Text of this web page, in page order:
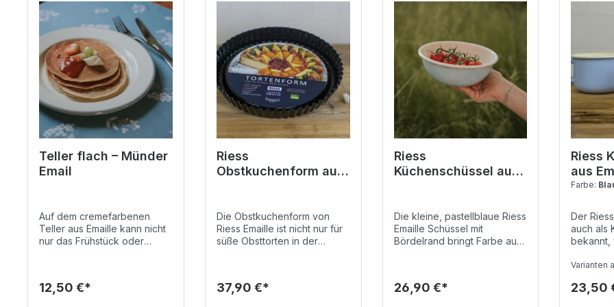
Teller flach – Münder
Email
Auf dem cremefarbenen
Teller aus Emaille kann nicht
nur das Frühstück oder
Torte. Mit dem grauen Rand
12,50 €*
Riess
Obstkuchenform aus
Die Obstkuchenform von
Riess Emaille ist nicht nur für
süße Obsttorten in der
gewellter Rand und die
37,90 €*
Riess
Küchenschüssel aus
Die kleine, pastellblaue Riess
Emaille Schüssel mit
Bördelrand bringt Farbe auf
die Zubereitung von Speisen
26,90 €*
Riess
aus
Farbe:
Der
auch als
bekannt,
Größe
Becher
Varianten
23,50